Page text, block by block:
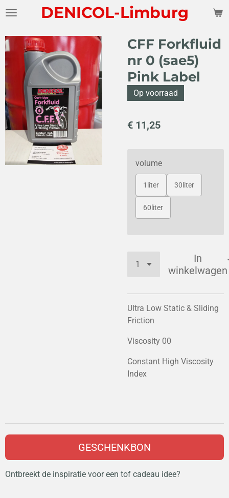
Ga
naar
de
hoofdinhoud
DENICOL-Limburg
CFF Forkfluid
nr 0 (sae5)
Pink Label
Op voorraad
€ 11,25
volume
1liter 30liter
60liter
In
winkelwagen
Ultra Low Static & Sliding
Friction
Viscosity 00
Constant High Viscosity
Index
GESCHENKBON
Ontbreekt de inspiratie voor een tof cadeau idee?